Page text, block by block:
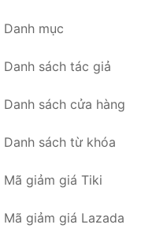
Danh mục
Danh sách tác giả
Danh sách cửa hàng
Danh sách từ khóa
Mã giảm giá Tiki
Mã giảm giá Lazada